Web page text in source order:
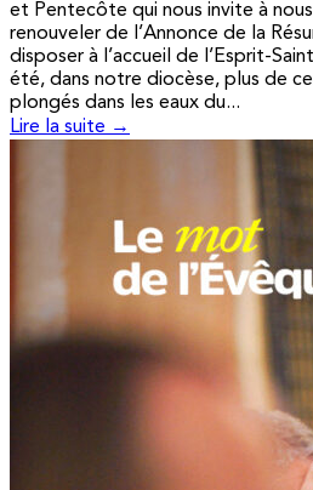
et Pentecôte qui nous invite à
renouveler de l’Annonce de la
disposer à l’accueil de l’Esprit-
été, dans notre diocèse, plus de
plongés dans les eaux du...
Lire la suite →